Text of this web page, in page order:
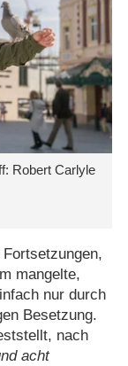
Robert Carlyle
mangelte,
nur durch
Besetzung.
nach
acht